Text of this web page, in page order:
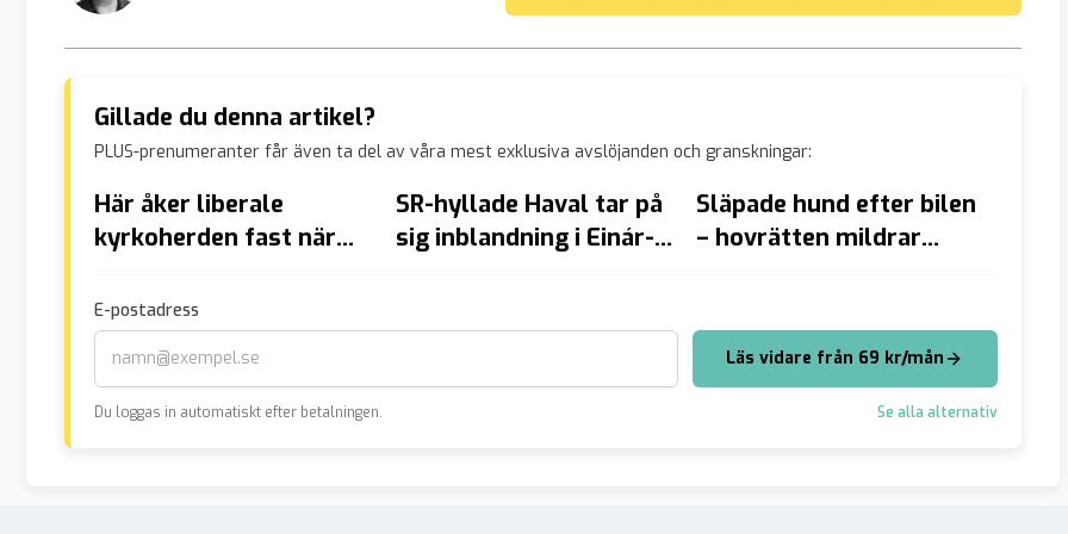
Gillade du denna artikel?
PLUS-prenumeranter får även ta del av våra mest exklusiva avslöjanden och granskningar:
Här åker liberale
kyrkoherden fast när
SR-hyllade Haval tar på
sig inblandning i Einár-
Släpade hund efter bilen
– hovrätten mildrar
E-postadress
Läs vidare från 69 kr/mån
Du loggas in automatiskt efter betalningen. Se alla alternativ